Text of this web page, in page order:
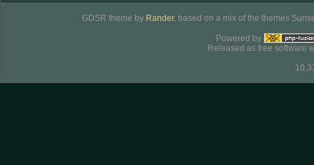
GDSR theme by Rander, based on a mix of the themes
Powered by
Released as free software